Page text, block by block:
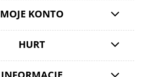
MOJE KONTO
HURT